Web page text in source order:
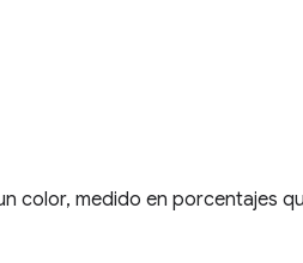
color, medido en porcentajes